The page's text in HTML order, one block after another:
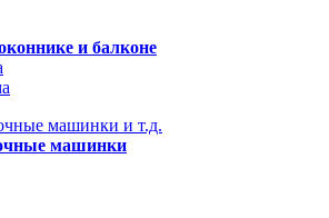
и балконе
машинки и т.д.
машинки